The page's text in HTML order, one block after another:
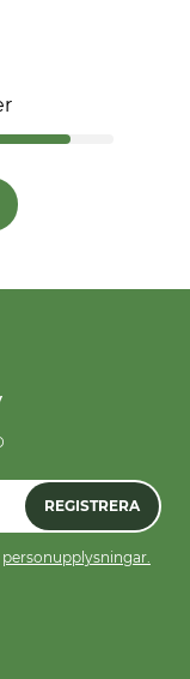
REGISTRERA
personupplysningar.